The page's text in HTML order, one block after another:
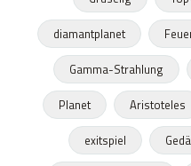
diamantplanet
Gamma-Strahlung
Planet
Aristoteles
exitspiel